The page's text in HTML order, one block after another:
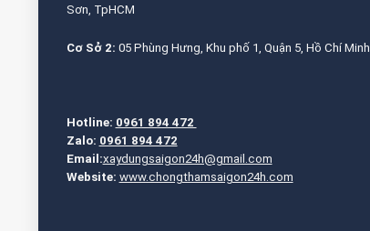
Sơn, TpHCM
Cơ Sở 2: 05 Phùng Hưng, Khu phố 1, Quận 5, Hồ Chí Minh
Hotline: 0961 894 472
Zalo: 0961 894 472
Email:xaydungsaigon24h@gmail.com
Website: www.chongthamsaigon24h.com